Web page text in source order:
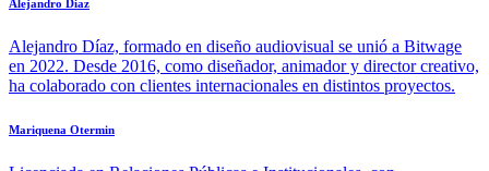
Alejandro Diaz
Alejandro Díaz, formado en diseño audiovisual se unió a Bitwage
en 2022. Desde 2016, como diseñador, animador y director creativo,
ha colaborado con clientes internacionales en distintos proyectos.
Mariquena Otermin